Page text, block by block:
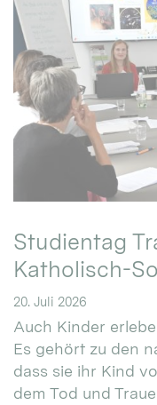
Studientag
Katholisch-
20. Juli 2026
Auch Kinder
Es gehört zu den
dass sie ihr Kind
dem Tod und